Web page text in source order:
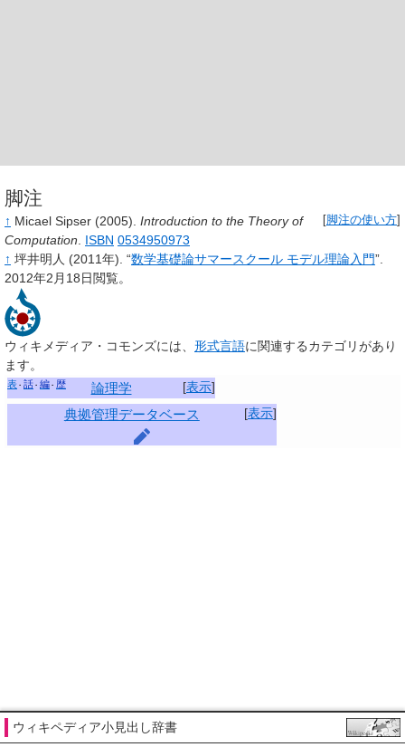
脚注
脚注の使い方
↑ Micael Sipser (2005). Introduction to the Theory of
Computation. ISBN 0534950973
↑ 坪井明人 (2011年). “数学基礎論サマースクール モデル理論入門”.
2012年2月18日閲覧。
ウィキメディア・コモンズには、 形式言語に関連するカテゴリがあり
ます。
[表示]
表 話 編 歴 論理学
[表示]
典拠管理データベース
ウィキペディア小見出し辞書